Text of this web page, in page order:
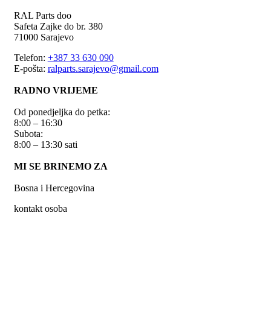
RAL Parts doo
Safeta Zajke do br. 380
71000 Sarajevo
Telefon: +387 33 630 090
E-pošta: ralparts.sarajevo@gmail.com
RADNO VRIJEME
Od ponedjeljka do petka:
8:00 – 16:30
Subota:
8:00 – 13:30 sati
MI SE BRINEMO ZA
Bosna i Hercegovina
kontakt osoba